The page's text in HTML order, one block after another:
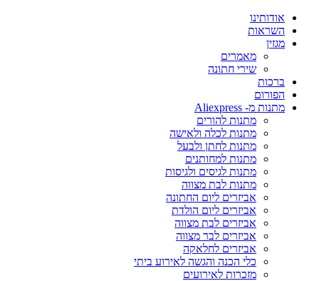
אודותינו
השראות
מגזין
מאמרים
שירי חתונה
ברכות
הפורום
מתנות מ- Aliexpress
מתנות להורים
מתנות לכלה ולאישה
מתנות לחתן ולבעל
מתנות למחותנים
מתנות לגיסים ולגיסות
מתנות לבת מצווה
אביזרים ליום החתונה
אביזרים ליום הולדת
אביזרים לבת מצווה
אביזרים לבר מצווה
אביזרים לחלאקה
כלי הכנה והגשה לאירוע ביתי
מזכרות לאירועים